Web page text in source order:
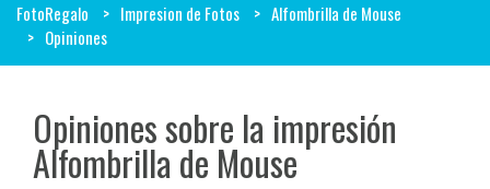
FotoRegalo Impresion de Fotos
Alfombrilla de Mouse
Opiniones
Opiniones sobre la impresión
Alfombrilla de Mouse